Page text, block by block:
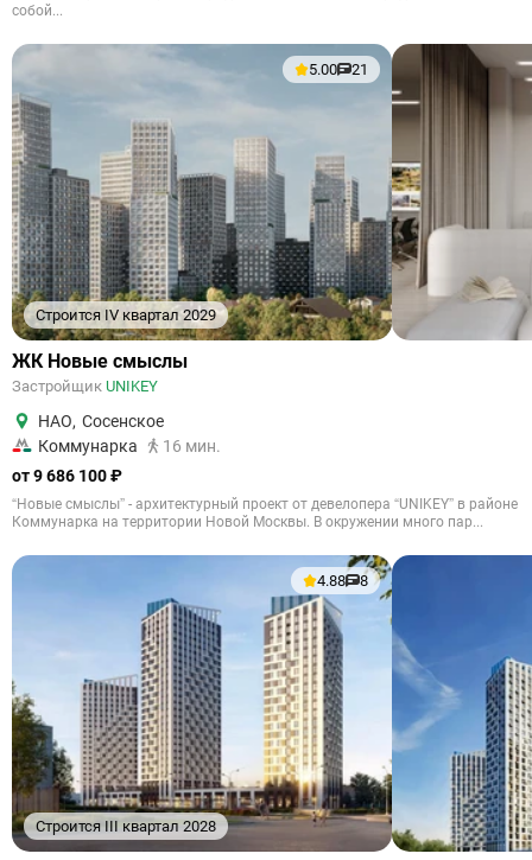
собой...
Строится IV квартал 2029
5.00 21
ЖК Новые смыслы
Застройщик UNIKEY
НАО, Сосенское
Коммунарка
16 мин.
от 9 686 100 ₽
“Новые смыслы” - архитектурный проект от девелопера “UNIKEY” в районе
Коммунарка на территории Новой Москвы. В окружении много пар...
Строится III квартал 2028
4.88 8